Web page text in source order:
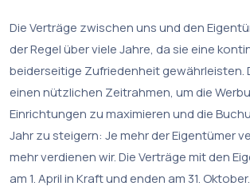
Die Verträge zwischen uns und den
der Regel über viele Jahre, da sie eine
beiderseitige Zufriedenheit gewährleisten.
einen nützlichen Zeitrahmen, um die
Einrichtungen zu maximieren und die
Jahr zu steigern: Je mehr der Eigentümer
mehr verdienen wir. Die Verträge mit den
am 1. April in Kraft und enden am 31.